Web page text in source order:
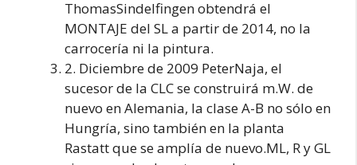
ThomasSindelfingen obtendrá el
MONTAJE del SL a partir de 2014, no la
carrocería ni la pintura.
2. Diciembre de 2009 PeterNaja, el
sucesor de la CLC se construirá m.W. de
nuevo en Alemania, la clase A-B no sólo en
Hungría, sino también en la planta
Rastatt que se amplía de nuevo.ML, R y GL